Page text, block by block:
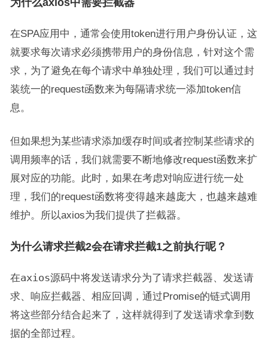
在SPA应用中，通常会使用token进行用户身份认证，这
就要求每次请求必须携带用户的身份信息，针对这个需
求，为了避免在每个请求中单独处理，我们可以通过封
装统一的request函数来为每隔请求统一添加token信
息。
但如果想为某些请求添加缓存时间或者控制某些请求的
调用频率的话，我们就需要不断地修改request函数来扩
展对应的功能。此时，如果在考虑对响应进行统一处
理，我们的request函数将变得越来越庞大，也越来越难
维护。所以axios为我们提供了拦截器。
为什么请求拦截2会在请求拦截1之前执行呢？
在axios源码中将发送请求分为了请求拦截器、发送请
求、响应拦截器、相应回调，通过Promise的链式调用
将这些部分结合起来了，这样就得到了发送请求拿到数
据的全部过程。